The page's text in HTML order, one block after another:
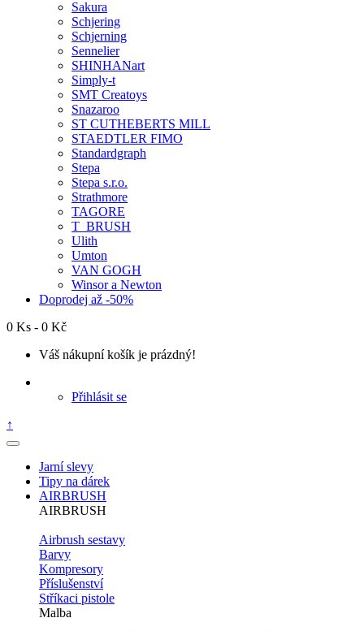
Sakura
Schjering
Schjerning
Sennelier
SHINHANart
Simply-t
SMT Creatoys
Snazaroo
ST CUTHEBERTS MILL
STAEDTLER FIMO
Standardgraph
Stepa
Stepa s.r.o.
Strathmore
TAGORE
T_BRUSH
Ulith
Umton
VAN GOGH
Winsor a Newton
Doprodej až -50%
0 Ks - 0 Kč
Váš nákupní košík je prázdný!
Přihlásit se
↑
Jarní slevy
Tipy na dárek
AIRBRUSH
AIRBRUSH
Airbrush sestavy
Barvy
Kompresory
Příslušenství
Stříkaci pistole
Malba